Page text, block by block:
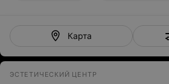
Карта
ЭСТЕТИЧЕСКИЙ ЦЕНТР